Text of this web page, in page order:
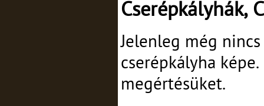
Cserépkályhák,
Jelenleg még
cserépkályha
megértésüket.